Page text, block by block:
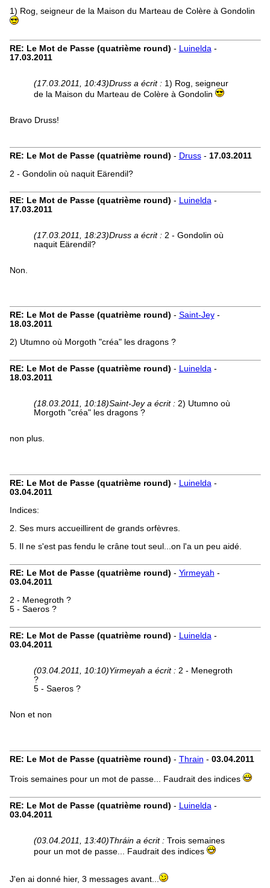
1) Rog, seigneur de la Maison du Marteau de Colère à Gondolin
RE: Le Mot de Passe (quatrième round) - Luinelda-
17.03.2011
(17.03.2011, 10:43)Druss a écrit : 1) Rog, seigneur
de la Maison du Marteau de Colère à Gondolin
Bravo Druss!
RE: Le Mot de Passe (quatrième round) - Druss- 17.03.2011
2 - Gondolin où naquit Eärendil?
RE: Le Mot de Passe (quatrième round) - Luinelda-
17.03.2011
(17.03.2011, 18:23)Druss a écrit : 2 - Gondolin où
naquit Eärendil?
Non.
RE: Le Mot de Passe (quatrième round) - Saint-Jey-
18.03.2011
2) Utumno où Morgoth "créa" les dragons ?
RE: Le Mot de Passe (quatrième round) - Luinelda-
18.03.2011
(18.03.2011, 10:18)Saint-Jey a écrit : 2) Utumno où
Morgoth "créa" les dragons ?
non plus.
RE: Le Mot de Passe (quatrième round) - Luinelda-
03.04.2011
Indices:
2. Ses murs accueillirent de grands orfèvres.
5. Il ne s'est pas fendu le crâne tout seul...on l'a un peu aidé.
RE: Le Mot de Passe (quatrième round) - Yirmeyah -
03.04.2011
2 - Menegroth ?
5 - Saeros ?
RE: Le Mot de Passe (quatrième round) - Luinelda-
03.04.2011
(03.04.2011, 10:10)Yirmeyah a écrit : 2 - Menegroth
?
5 - Saeros ?
Non et non
RE: Le Mot de Passe (quatrième round) - Thrain - 03.04.2011
Trois semaines pour un mot de passe... Faudrait des indices
RE: Le Mot de Passe (quatrième round) - Luinelda-
03.04.2011
(03.04.2011, 13:40)Thráin a écrit : Trois semaines
pour un mot de passe... Faudrait des indices
J'en ai donné hier, 3 messages avant...